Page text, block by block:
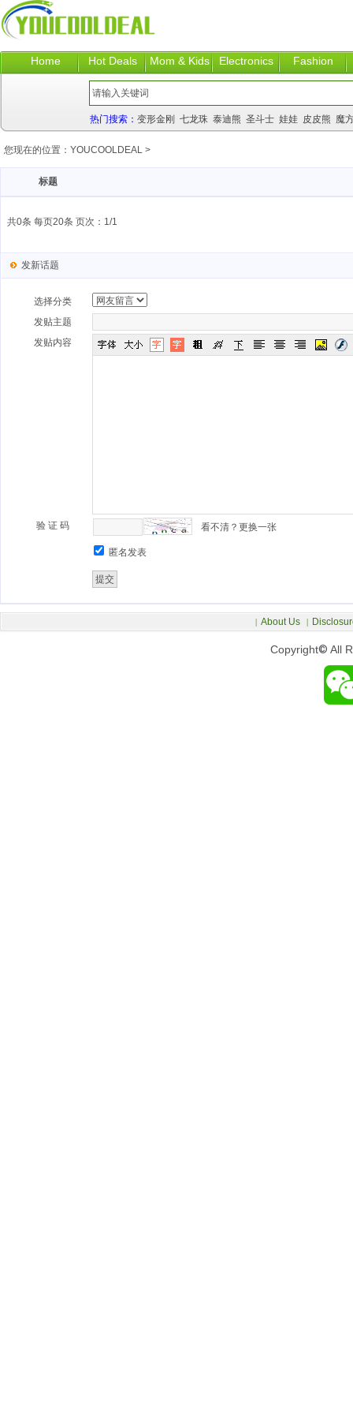
Home Hot Deals Mom & Kids Electronics Fashion
热门搜索： 变形金刚 七龙珠 泰迪熊 圣斗士 娃娃 皮皮熊 魔
您现在的位置： YOUCOOLDEAL >
标题
共0条 每页20条 页次：1/1
发新话题
选择分类
发贴主题
发贴内容
验 证 码 看不清？更换一张
匿名发表
Copyright© All
| About Us |